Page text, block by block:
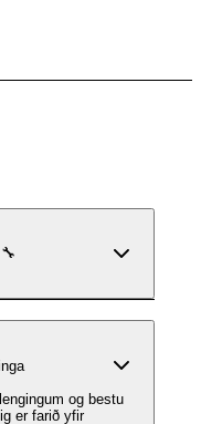
og bestu
er farið yfir